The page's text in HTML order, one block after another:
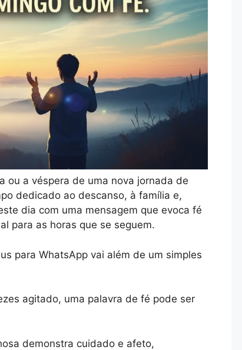
ou a véspera de uma nova jornada de
dedicado ao descanso, à família e,
dia com uma mensagem que evoca fé
para as horas que se seguem.
para WhatsApp vai além de um simples
agitado, uma palavra de fé pode ser
demonstra cuidado e afeto,